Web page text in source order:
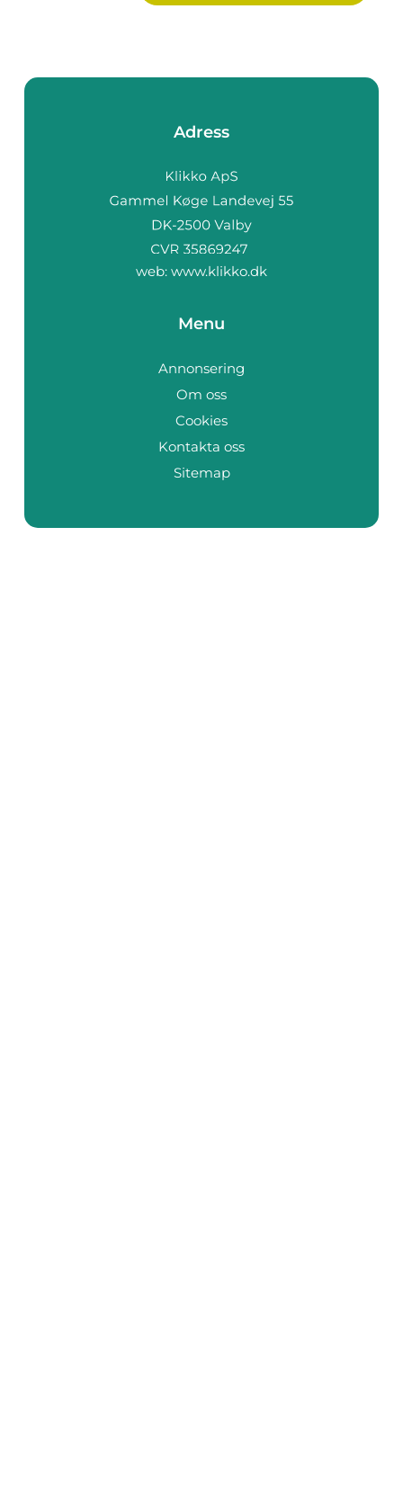
Adress
web: www.klikko.dk
Menu
Annonsering
Om oss
Cookies
Kontakta oss
Sitemap